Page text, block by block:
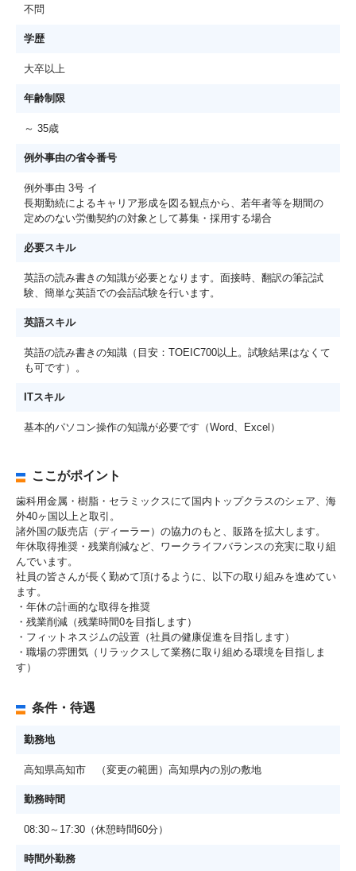
不問
学歴
大卒以上
年齢制限
～ 35歳
例外事由の省令番号
例外事由 3号 イ
長期勤続によるキャリア形成を図る観点から、若年者等を期間の
定めのない労働契約の対象として募集・採用する場合
必要スキル
英語の読み書きの知識が必要となります。面接時、翻訳の筆記試
験、簡単な英語での会話試験を行います。
英語スキル
英語の読み書きの知識（目安：TOEIC700以上。試験結果はなくて
も可です）。
ITスキル
基本的パソコン操作の知識が必要です（Word、Excel）
ここがポイント
歯科用金属・樹脂・セラミックスにて国内トップクラスのシェア、海
外40ヶ国以上と取引。
諸外国の販売店（ディーラー）の協力のもと、販路を拡大します。
年休取得推奨・残業削減など、ワークライフバランスの充実に取り組
んでいます。
社員の皆さんが長く勤めて頂けるように、以下の取り組みを進めてい
ます。
・年休の計画的な取得を推奨
・残業削減（残業時間0を目指します）
・フィットネスジムの設置（社員の健康促進を目指します）
・職場の雰囲気（リラックスして業務に取り組める環境を目指しま
す）
条件・待遇
勤務地
高知県高知市 （変更の範囲）高知県内の別の敷地
勤務時間
08:30～17:30（休憩時間60分）
時間外勤務